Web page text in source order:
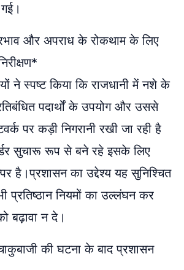
और अपराध के रोकथाम के लिए
ने स्पष्ट किया कि राजधानी में नशे के
पदार्थों के उपयोग और उससे
पर कड़ी निगरानी रखी जा रही है
सुचारू रूप से बने रहे इसके लिए
है।प्रशासन का उद्देश्य यह सुनिश्चित
प्रतिष्ठान नियमों का उल्लंघन कर
बढ़ावा न दे।
की घटना के बाद प्रशासन